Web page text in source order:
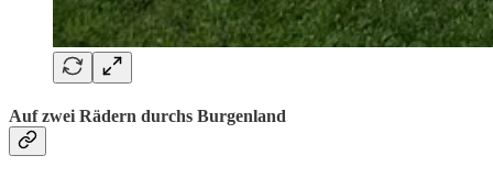
Auf zwei Rädern durchs Burgenland